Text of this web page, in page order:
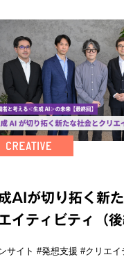
AIが切り拓く新
イティビティ（後
サイト #発想支援 #クリエイ